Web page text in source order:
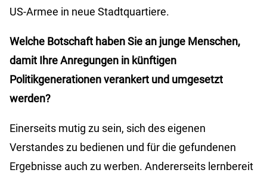
US-Armee in neue Stadtquartiere.
Welche Botschaft haben Sie an junge Menschen,
damit Ihre Anregungen in künftigen
Politikgenerationen verankert und umgesetzt
werden?
Einerseits mutig zu sein, sich des eigenen
Verstandes zu bedienen und für die gefundenen
Ergebnisse auch zu werben. Andererseits lernbereit